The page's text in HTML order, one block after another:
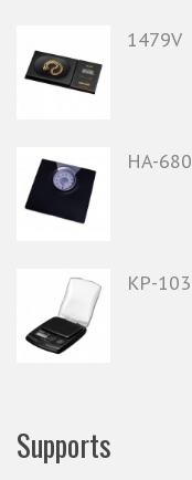
1479V
HA-680
KP-103
Supports